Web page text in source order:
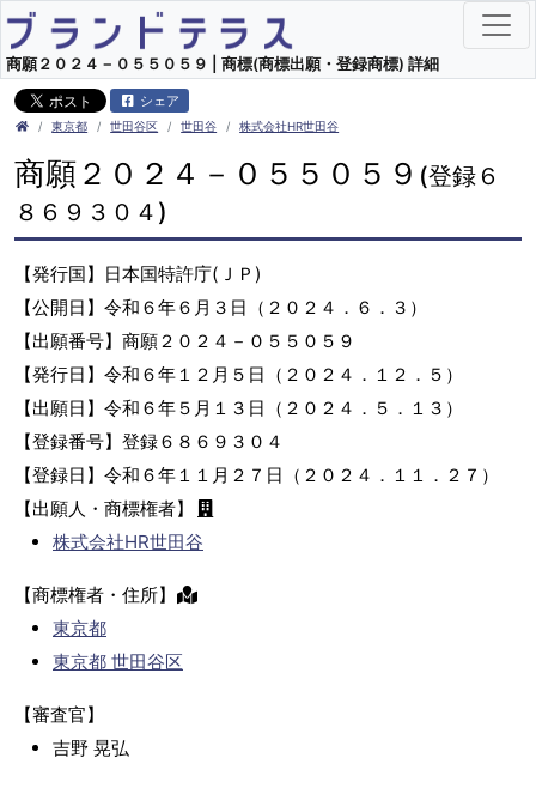
商願２０２４－０５５０５９ | 商標(商標出願・登録商標) 詳細
シェア
東京都 世田谷区 世田谷 株式会社HR世田谷
商願２０２４－０５５０５９ (登録６
８６９３０４)
【発行国】日本国特許庁(ＪＰ)
【公開日】令和６年６月３日（２０２４．６．３）
【出願番号】商願２０２４－０５５０５９
【発行日】令和６年１２月５日（２０２４．１２．５）
【出願日】令和６年５月１３日（２０２４．５．１３）
【登録番号】登録６８６９３０４
【登録日】令和６年１１月２７日（２０２４．１１．２７）
【出願人・商標権者】
株式会社HR世田谷
【商標権者・住所】
東京都
東京都 世田谷区
【審査官】
吉野 晃弘